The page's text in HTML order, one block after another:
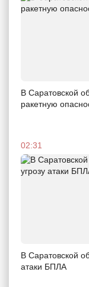
В Саратовской
ракетную
02:31
В Саратовской
атаки БПЛА